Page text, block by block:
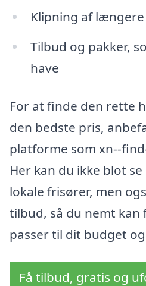
Klipning af
Tilbud og pakker,
have
For at finde den rette
den bedste pris,
platforme som xn--
Her kan du ikke blot
lokale frisører, men
tilbud, så du nemt kan
passer til dit budget
Få tilbud, gratis og